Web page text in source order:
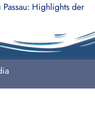
Passau: Highlights der